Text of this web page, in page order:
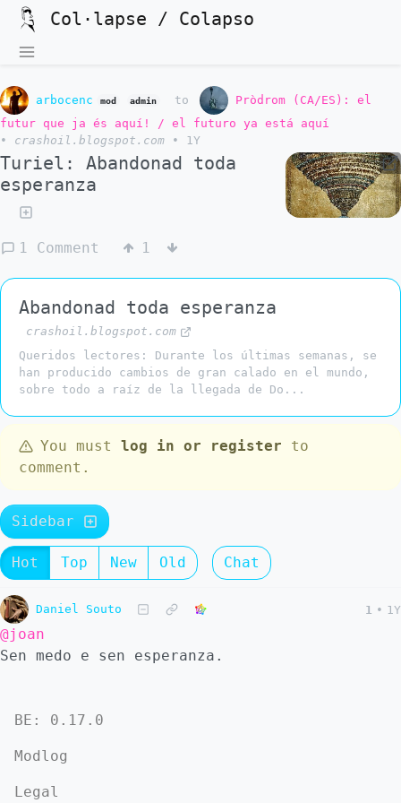
Col·lapse / Colapso
arbocenc mod admin to
Pròdrom (CA/ES): el
futur que ja és aquí! / el futuro ya está aquí
•
crashoil.blogspot.com • 1Y
Turiel: Abandonad toda
esperanza
1 Comment 1
Abandonad toda esperanza
crashoil.blogspot.com
Queridos lectores: Durante los últimas semanas, se
han producido cambios de gran calado en el mundo,
sobre todo a raíz de la llegada de Do...
You must log in or register to
comment.
Sidebar
Hot Top New Old Chat
Daniel Souto 1 • 1Y
@joan
Sen medo e sen esperanza.
BE: 0.17.0
Modlog
Legal